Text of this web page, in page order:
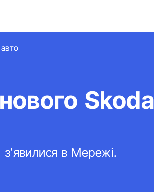
Skoda
з’явилися в Мережі.